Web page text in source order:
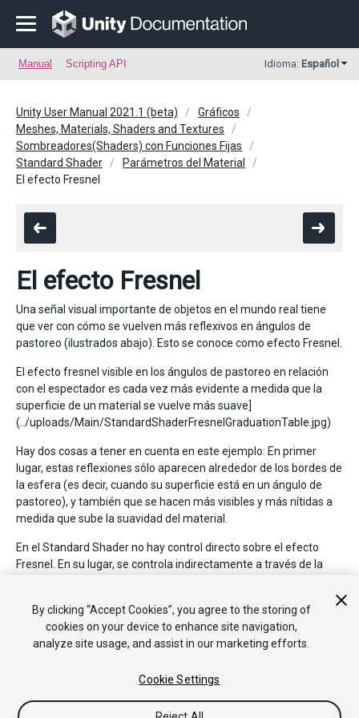
Manual Scripting API Idioma: Español
Unity User Manual 2021.1 (beta)
Gráficos
Meshes, Materials, Shaders and Textures
Sombreadores(Shaders) con Funciones Fijas
Standard Shader
Parámetros del Material
El efecto Fresnel
El efecto Fresnel
Una señal visual importante de objetos en el mundo real tiene
que ver con cómo se vuelven más reflexivos en ángulos de
pastoreo (ilustrados abajo). Esto se conoce como efecto Fresnel.
El efecto fresnel visible en los ángulos de pastoreo en relación
con el espectador es cada vez más evidente a medida que la
superficie de un material se vuelve más suave]
(../uploads/Main/StandardShaderFresnelGraduationTable.jpg)
Hay dos cosas a tener en cuenta en este ejemplo: En primer
lugar, estas reflexiones sólo aparecen alrededor de los bordes de
la esfera (es decir, cuando su superficie está en un ángulo de
pastoreo), y también que se hacen más visibles y más nítidas a
medida que sube la suavidad del material.
En el Standard Shader no hay control directo sobre el efecto
Fresnel. En su lugar, se controla indirectamente a través de la
tendrán Fresnel.
By clicking “Accept Cookies”, you agree to the storing of
cookies on your device to enhance site navigation,
analyze site usage, and assist in our marketing efforts.
Cookie Settings